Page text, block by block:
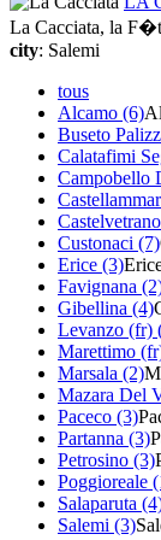
La Cacciata, la
city: Salemi
tous
Alcamo (6)
Buseto
Calatafimi
Campobello
Custonaci (7)
Erice (3)
Favignana
Gibellina (4)
Levanzo (fr)
Marettimo
Marsala (2)
Mazara Del
Paceco (3)
Partanna (3)
Petrosino (3)
Poggioreale
Salaparuta
Salemi (3)